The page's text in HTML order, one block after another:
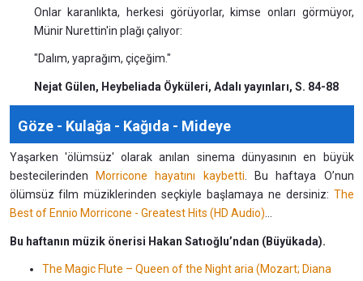
Onlar karanlıkta, herkesi görüyorlar, kimse onları görmüyor,
Münir Nurettin'in plağı çalıyor:
"Dalım, yaprağım, çiçeğim."
Nejat Gülen, Heybeliada Öyküleri, Adalı yayınları, S. 84-88
Göze - Kulağa - Kağıda - Mideye
Yaşarken 'ölümsüz' olarak anılan sinema dünyasının en büyük
bestecilerinden
Morricone hayatını kaybetti. Bu haftaya O’nun
ölümsüz film müziklerinden seçkiyle başlamaya ne dersiniz: The
Best of Ennio Morricone - Greatest Hits (HD Audio)...
Bu haftanın müzik önerisi Hakan Satıoğlu’ndan (Büyükada).
The Magic Flute – Queen of the Night aria (Mozart; Diana